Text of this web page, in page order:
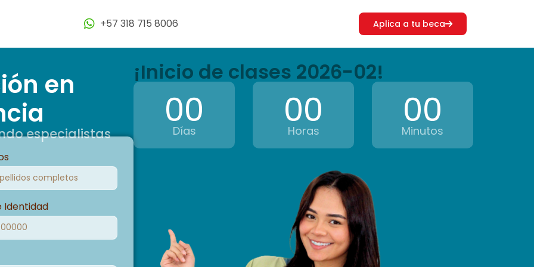
+57 318 715 8006 Aplica a tu beca
en
especialistas
Identidad
¡Inicio de clases 2026-02!
00
Días 00
Horas 00
Minutos